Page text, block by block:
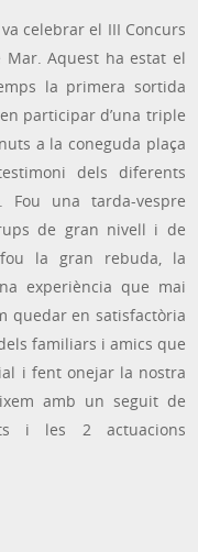
celebrar el III Concurs
Mar. Aquest ha estat el
la primera sortida
participar d’una triple
a la coneguda plaça
dels diferents
Fou una tarda-vespre
de gran nivell i de
la gran rebuda, la
experiència que mai
quedar en satisfactòria
familiars i amics que
i fent onejar la nostra
amb un seguit de
i les 2 actuacions